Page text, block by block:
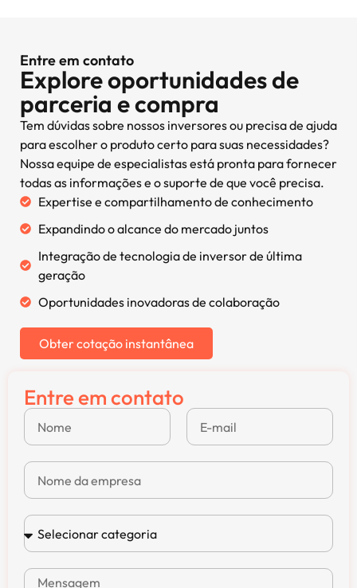
Entre em contato
Explore oportunidades de
parceria e compra
Tem dúvidas sobre nossos inversores ou precisa de ajuda
para escolher o produto certo para suas necessidades?
Nossa equipe de especialistas está pronta para fornecer
todas as informações e o suporte de que você precisa.
Expertise e compartilhamento de conhecimento
Expandindo o alcance do mercado juntos
Integração de tecnologia de inversor de última
geração
Oportunidades inovadoras de colaboração
Obter cotação instantânea
Entre em contato